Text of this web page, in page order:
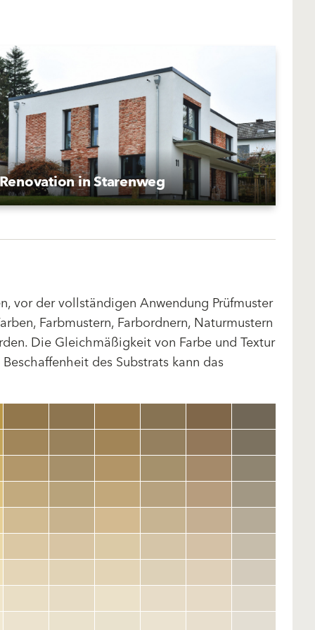
in Starenweg
vor der vollständigen Anwendung Prüfmuster
Farbmustern, Farbordnern, Naturmustern
Die Gleichmäßigkeit von Farbe und Textur
des Substrats kann das
clear